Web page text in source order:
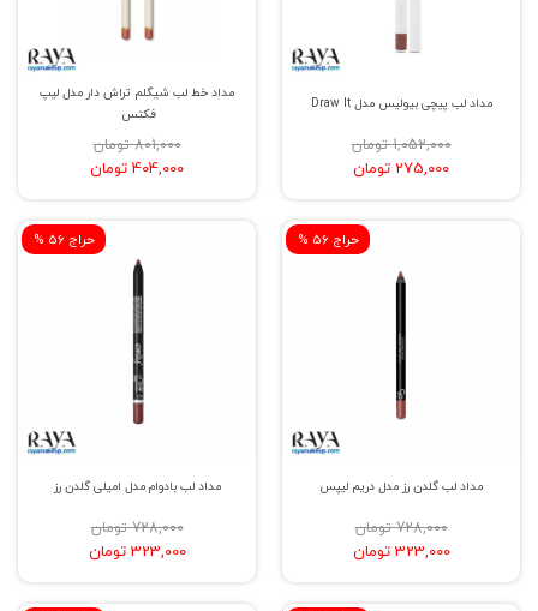
مداد لب پیچی بیولیس مدل Draw It
1,052,000 تومان
275,000 تومان
مداد خط لب شیگلم تراش دار مدل لیپ
فکتس
801,000 تومان
404,000 تومان
% حراج 56
مداد لب گلدن رز مدل دریم لیپس
728,000 تومان
323,000 تومان
% حراج 56
مداد لب بادوام مدل امیلی گلدن رز
728,000 تومان
323,000 تومان